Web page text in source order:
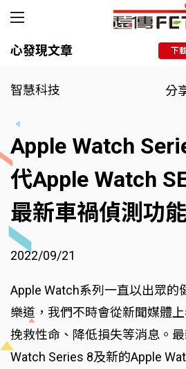
心發現文章 下
智慧科技 分
Apple Watch
代Apple Watch
最新車禍偵測功
2022/09/21
Apple Watch系列一直以出眾的
樂道，我們不時會從新聞媒體
挽救性命、降低損失等消息。
Watch Series 8及新的Apple